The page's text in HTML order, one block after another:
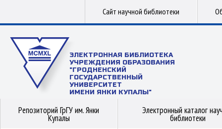
Сайт научной библиотеки
ЭЛЕКТРОННАЯ БИБЛИОТЕКА
УЧРЕЖДЕНИЯ ОБРАЗОВАНИЯ
"ГРОДНЕНСКИЙ
ГОСУДАРСТВЕННЫЙ
УНИВЕРСИТЕТ
ИМЕНИ ЯНКИ КУПАЛЫ"
Репозиторий ГрГУ им. Янки
Купалы
Электронный каталог
библиотеки